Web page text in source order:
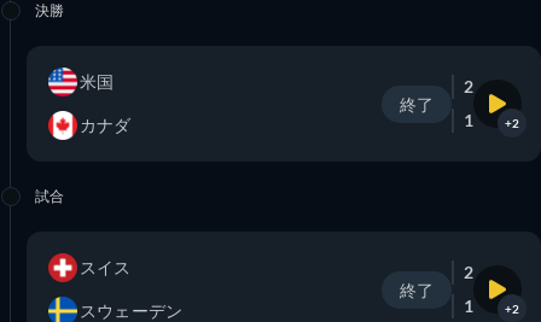
決勝
米国
カナダ
終了
2
1
+2
試合
スイス
スウェーデン
終了
2
1
+2